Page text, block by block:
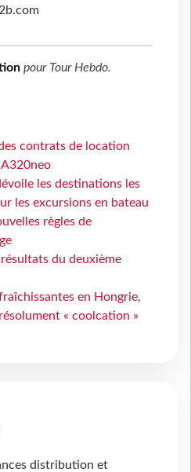
pour Tour Hebdo.
contrats de location
les destinations les
les excursions en bateau
règles de
du deuxième
en Hongrie,
« coolcation »
distribution et